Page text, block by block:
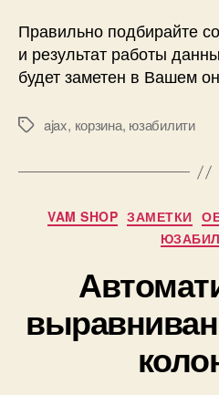
Правильно подбирайте
и результат работы
будет заметен в Вашем
Меткиajax, корзина, юзабилити
VAM SHOP ЗАМЕТКИ